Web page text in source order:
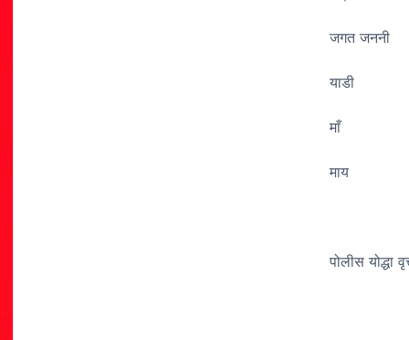
जगत जननी
याडी
माँ
माय
पोलीस योद्धा